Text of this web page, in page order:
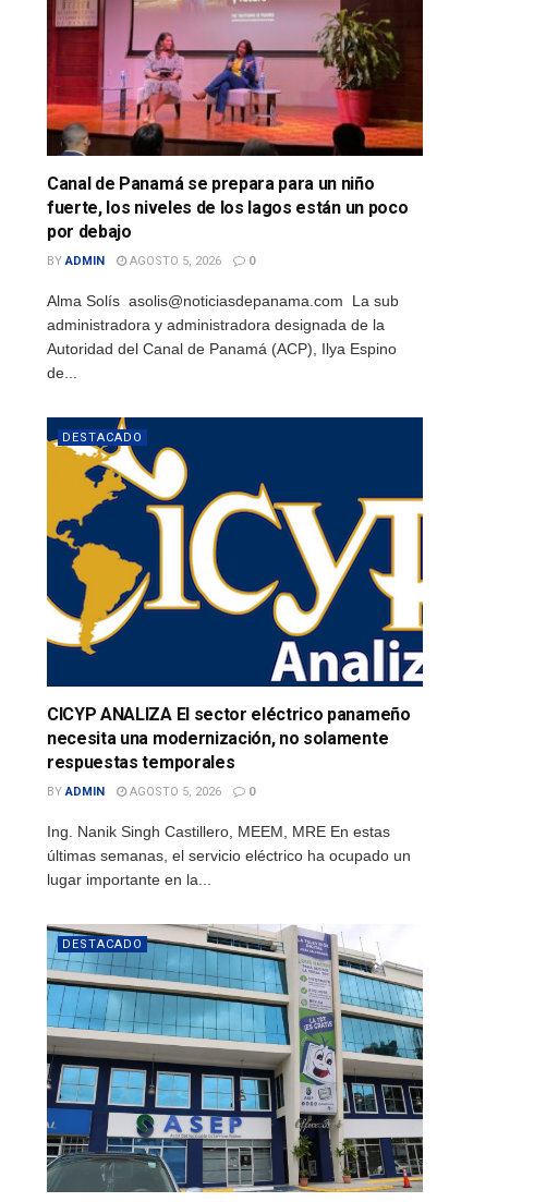
Canal de Panamá se prepara para un niño
fuerte, los niveles de los lagos están un poco
por debajo
BY ADMIN AGOSTO 5, 2026 0
Alma Solís asolis@noticiasdepanama.com La sub
administradora y administradora designada de la
Autoridad del Canal de Panamá (ACP), Ilya Espino
de...
DESTACADO
CICYP ANALIZA El sector eléctrico panameño
necesita una modernización, no solamente
respuestas temporales
BY ADMIN AGOSTO 5, 2026 0
Ing. Nanik Singh Castillero, MEEM, MRE En estas
últimas semanas, el servicio eléctrico ha ocupado un
lugar importante en la...
DESTACADO